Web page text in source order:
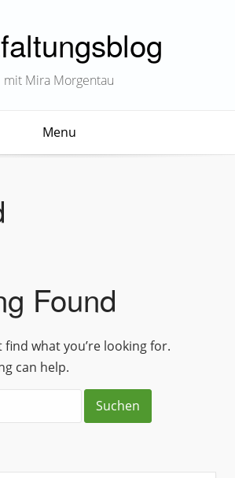
mit Mira Morgentau
Menu
Found
find what you’re looking for.
can help.